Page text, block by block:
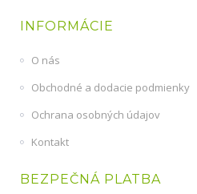
INFORMÁCIE
O nás
Obchodné a dodacie podmienky
Ochrana osobných údajov
Kontakt
BEZPEČNÁ PLATBA